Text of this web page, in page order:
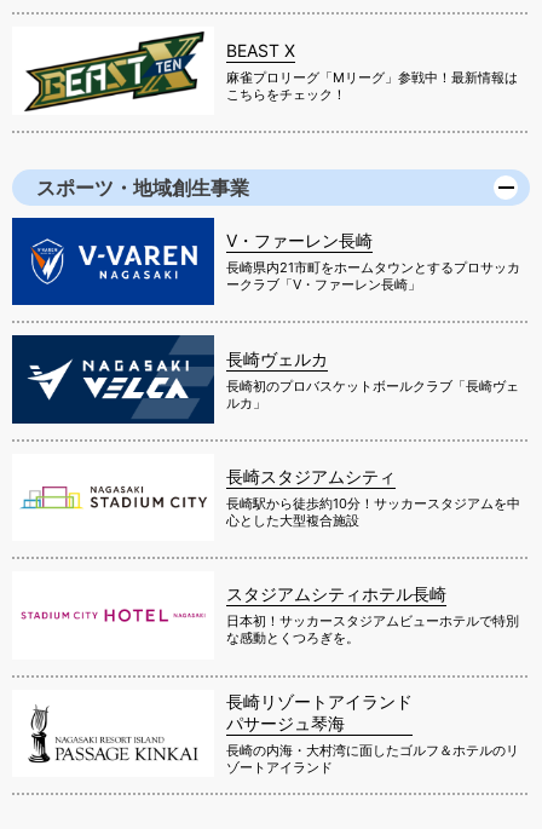
BEAST X
麻雀プロリーグ「Mリーグ」参戦中！最新情報は
こちらをチェック！
スポーツ・地域創生事業
V・ファーレン長崎
長崎県内21市町をホームタウンとするプロサッカ
ークラブ「V・ファーレン長崎」
長崎ヴェルカ
長崎初のプロバスケットボールクラブ「長崎ヴェ
ルカ」
長崎スタジアムシティ
長崎駅から徒歩約10分！サッカースタジアムを中
心とした大型複合施設
スタジアムシティホテル長崎
日本初！サッカースタジアムビューホテルで特別
な感動とくつろぎを。
長崎リゾートアイランド
パサージュ琴海
長崎の内海・大村湾に面したゴルフ＆ホテルのリ
ゾートアイランド